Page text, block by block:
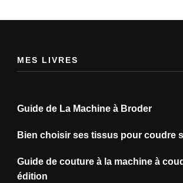
MES LIVRES
Guide de La Machine à Broder
Bien choisir ses tissus pour coudre
Guide de couture à la machine à
édition